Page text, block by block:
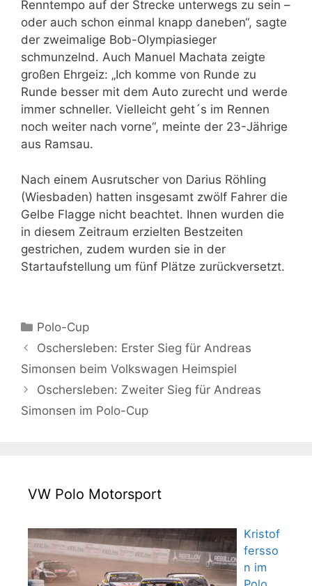
Renntempo auf der Strecke unterwegs zu sein –
oder auch schon einmal knapp daneben“, sagte
der zweimalige Bob-Olympiasieger
schmunzelnd. Auch Manuel Machata zeigte
großen Ehrgeiz: „Ich komme von Runde zu
Runde besser mit dem Auto zurecht und werde
immer schneller. Vielleicht geht´s im Rennen
noch weiter nach vorne“, meinte der 23-Jährige
aus Ramsau.
Nach einem Ausrutscher von Darius Röhling
(Wiesbaden) hatten insgesamt zwölf Fahrer die
Gelbe Flagge nicht beachtet. Ihnen wurden die
in diesem Zeitraum erzielten Bestzeiten
gestrichen, zudem wurden sie in der
Startaufstellung um fünf Plätze zurückversetzt.
Kategorien
Polo-Cup
Oschersleben: Erster Sieg für Andreas
Simonsen beim Volkswagen Heimspiel
Oschersleben: Zweiter Sieg für Andreas
Simonsen im Polo-Cup
VW Polo Motorsport
Kristof
fersso
n im